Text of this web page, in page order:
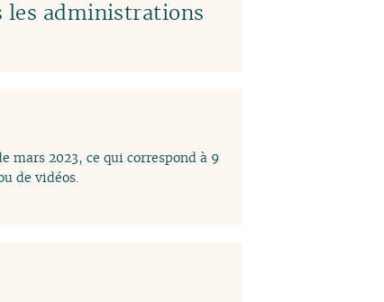
les administrations
mars 2023, ce qui correspond à 9
de vidéos.